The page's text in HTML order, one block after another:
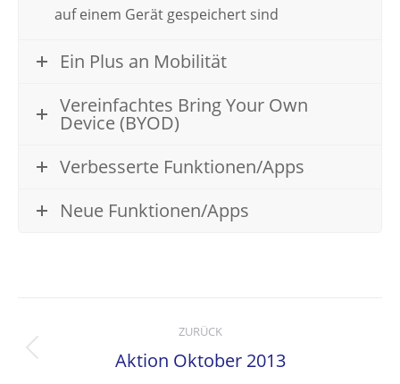
auf einem Gerät gespeichert sind
Ein Plus an Mobilität
Vereinfachtes Bring Your Own
Device (BYOD)
Verbesserte Funktionen/Apps
Neue Funktionen/Apps
Kommentarnavigation
ZURÜCK
Vorheriger
Aktion Oktober 2013